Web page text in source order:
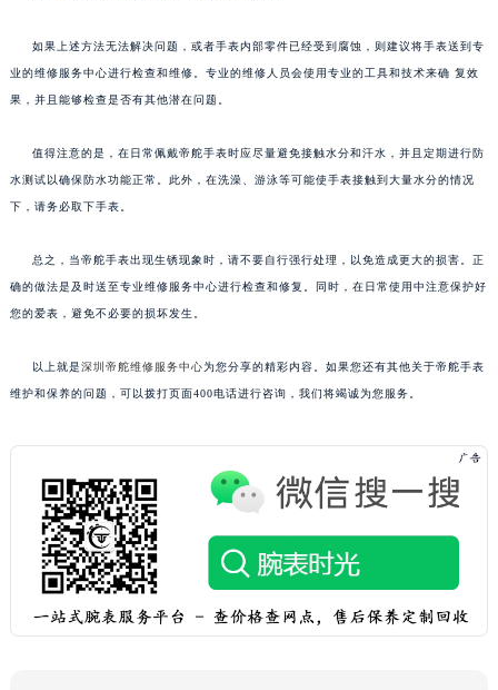
如果上述方法无法解决问题，或者手表内部零件已经受到腐蚀，则建议将手表送到专
业的维修服务中心进行检查和维修。专业的维修人员会使用专业的工具和技术来确 复效
果，并且能够检查是否有其他潜在问题。
值得注意的是，在日常佩戴帝舵手表时应尽量避免接触水分和汗水，并且定期进行防
水测试以确保防水功能正常。此外，在洗澡、游泳等可能使手表接触到大量水分的情况
下，请务必取下手表。
总之，当帝舵手表出现生锈现象时，请不要自行强行处理，以免造成更大的损害。正
确的做法是及时送至专业维修服务中心进行检查和修复。同时，在日常使用中注意保护好
您的爱表，避免不必要的损坏发生。
以上就是深圳帝舵维修服务中心为您分享的精彩内容。如果您还有其他关于帝舵手表
维护和保养的问题，可以拨打页面400电话进行咨询，我们将竭诚为您服务。